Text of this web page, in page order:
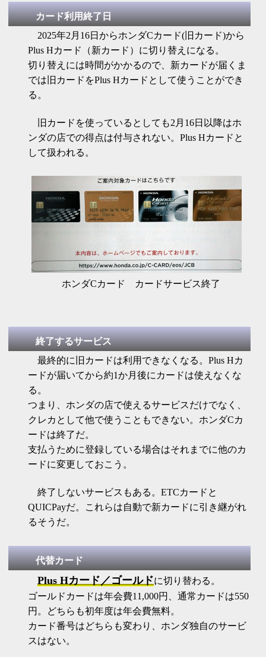
カード利用終了日
2025年2月16日からホンダCカード(旧カード)から
Plus Hカード（新カード）に切り替えになる。
切り替えには時間がかかるので、新カードが届くま
では旧カードをPlus Hカードとして使うことができ
る。
旧カードを使っているとしても2月16日以降はホ
ンダの店での得点は付与されない。Plus Hカードと
して扱われる。
ホンダCカード カードサービス終了
終了するサービス
最終的に旧カードは利用できなくなる。Plus Hカ
ードが届いてから約1か月後にカードは使えなくな
る。
つまり、ホンダの店で使えるサービスだけでなく、
クレカとして他で使うこともできない。ホンダCカ
ードは終了だ。
支払うために登録している場合はそれまでに他のカ
ードに変更しておこう。
終了しないサービスもある。ETCカードと
QUICPayだ。これらは自動で新カードに引き継がれ
るそうだ。
代替カード
Plus Hカード／ゴールドに切り替わる。
ゴールドカードは年会費11,000円、通常カードは550
円。どちらも初年度は年会費無料。
カード番号はどちらも変わり、ホンダ独自のサービ
スはない。